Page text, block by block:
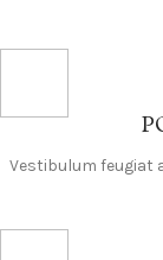
Vestibulum feugiat